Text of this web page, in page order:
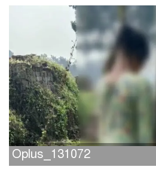
Oplus_131072